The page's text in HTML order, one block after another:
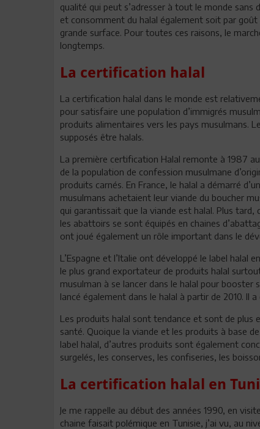
qualité qui peut s’adresser à tout le monde sans
et consomment du halal également soit par
grande surface. Pour toutes ces raisons, le
longtemps.
La certification halal
La certification halal dans le monde est
pour satisfaire une population d’immigrés
produits alimentaires vers les pays musulmans.
supposés être halals.
La première certification Halal remonte à 1987
de la population de confession musulmane
produits carnés. En France, le halal a démarré
musulmans achetaient leur viande du boucher
qui garantissait que la viande est halal. Plus
les abattoirs se sont équipés en chaines
ont joué également un rôle important dans le
L’Espagne et l’Italie ont développé le label halal
le plus grand exportateur de produits halal
musulman à se lancer dans le halal pour
lancé également dans le halal à partir de 2010. Il
Les produits halal sont tendance et sont de plus
santé. Quoique la viande et les produits à base
label halal, d’autres produits sont également
surgelés, les conserves, les confiseries, les
La certification halal en
Je me rappelle au début des années 1990, en
chaine faisait polémique en Tunisie, j’ai vu, au